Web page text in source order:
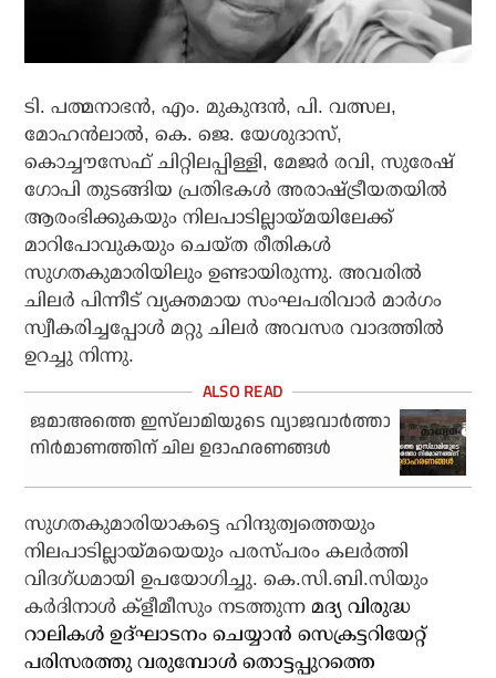
ടി. പത്മനാഭന്‍, എം. മുകുന്ദന്‍, പി. വത്സല,
മോഹന്‍ലാല്‍, കെ. ജെ. യേശുദാസ്,
കൊച്ചൗസേഫ് ചിറ്റിലപ്പിള്ളി, മേജര്‍ രവി, സുരേഷ്
ഗോപി തുടങ്ങിയ പ്രതിഭകള്‍ അരാഷ്ട്രീയതയില്‍
ആരംഭിക്കുകയും നിലപാടില്ലായ്മയിലേക്ക്
മാറിപോവുകയും ചെയ്ത രീതികള്‍
സുഗതകുമാരിയിലും ഉണ്ടായിരുന്നു. അവരില്‍
ചിലര്‍ പിന്നീട് വ്യക്തമായ സംഘപരിവാര്‍ മാര്‍ഗം
സ്വീകരിച്ചപ്പോള്‍ മറ്റു ചിലര്‍ അവസര വാദത്തില്‍
ഉറച്ചു നിന്നു.
ജമാഅത്തെ ഇസ്‌ലാമിയുടെ വ്യാജവാര്‍ത്താ
നിര്‍മാണത്തിന് ചില ഉദാഹരണങ്ങള്‍
സുഗതകുമാരിയാകട്ടെ ഹിന്ദുത്വത്തെയും
നിലപാടില്ലായ്മയെയും പരസ്പരം കലര്‍ത്തി
വിദഗ്ധമായി ഉപയോഗിച്ചു. കെ.സി.ബി.സിയും
കര്‍ദിനാള്‍ ക്ളീമീസും നടത്തുന്ന മദ്യ വിരുദ്ധ
റാലികള്‍ ഉദ്ഘാടനം ചെയ്യാന്‍ സെക്രട്ടറിയേറ്റ്
പരിസരത്തു വരുമ്പോള്‍ തൊട്ടപ്പുറത്തെ